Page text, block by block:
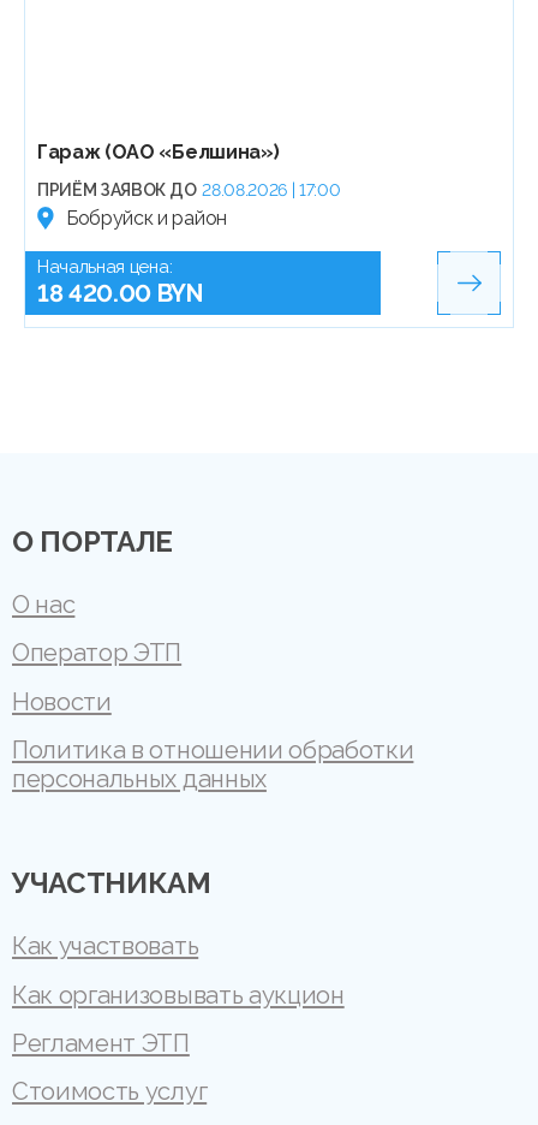
Гараж (ОАО «Белшина»)
ПРИЁМ ЗАЯВОК ДО 28.08.2026 | 17:00
Бобруйск и район
Начальная цена:
18 420.00 BYN
О ПОРТАЛЕ
О нас
Оператор ЭТП
Новости
Политика в отношении обработки
персональных данных
УЧАСТНИКАМ
Как участвовать
Как организовывать аукцион
Регламент ЭТП
Стоимость услуг